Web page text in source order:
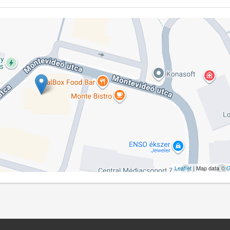
Leaflet| Map data ©